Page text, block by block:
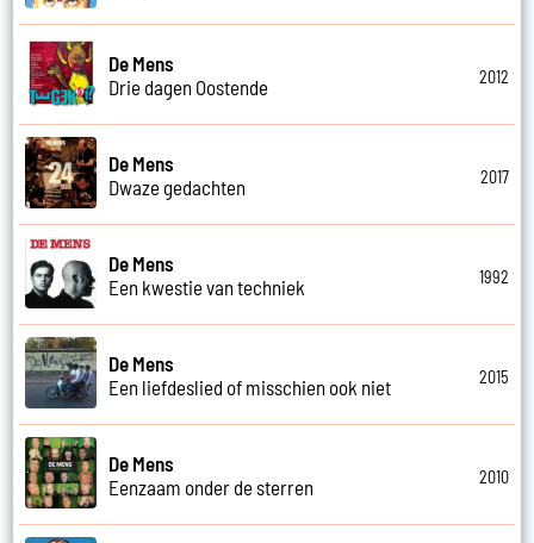
De Mens
Drie dagen Oostende
2012
De Mens
Dwaze gedachten
2017
De Mens
Een kwestie van techniek
1992
De Mens
Een liefdeslied of misschien ook niet
2015
De Mens
Eenzaam onder de sterren
2010